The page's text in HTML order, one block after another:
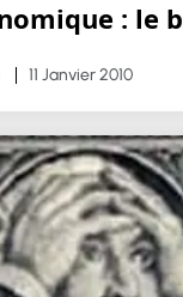
: le
11 Janvier 2010